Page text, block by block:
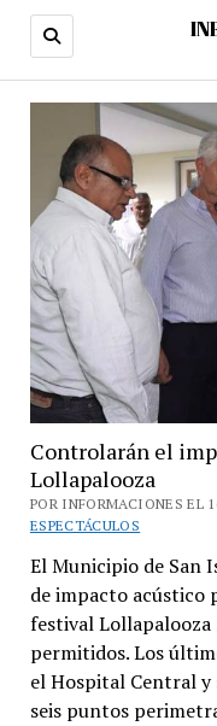
Controlarán el
Lollapalooza
POR INFORMACIONES EL
ESPECTÁCULOS
El Municipio de San
de impacto acústico
festival
permitidos. Los
el Hospital Central y
seis puntos